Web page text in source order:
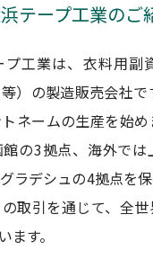
テープ工業のご
工業は、衣料用副
）の製造販売会社で
ネームの生産を始
の3拠点、海外で
ラデシュの4拠点を
取引を通じて、全
ます。